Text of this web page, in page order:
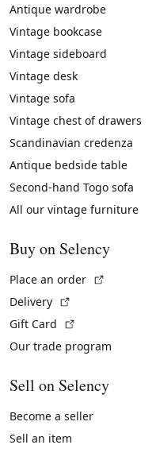
Antique wardrobe
Vintage bookcase
Vintage sideboard
Vintage desk
Vintage sofa
Vintage chest of drawers
Scandinavian credenza
Antique bedside table
Second-hand Togo sofa
All our vintage furniture
Buy on Selency
Place an order
Delivery
Gift Card
Our trade program
Sell on Selency
Become a seller
Sell an item